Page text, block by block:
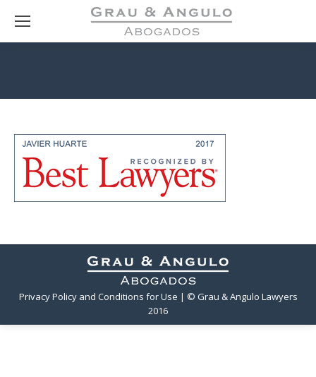
Privacy Policy and Conditions for Use | © Grau & Angulo Lawyers
2016